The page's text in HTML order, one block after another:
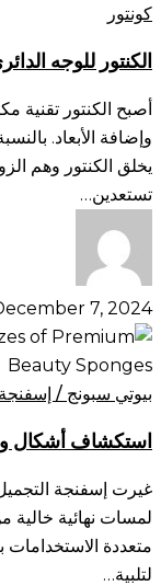
الدائري:
تحديد
وأبعاد
كونتور
الكنتور للوجه
أصبح الكنتور تقنية
وإضافة الأبعاد.
يخلق الكنتور وهم
تستعدين…
7, 2024
استكشاف
أشكال
وأحجام
التجميل
الفاخرة
بيوتي سبونج /
استكشاف أشكال
غيرت إسفنجة
لمسات نهائية خالية
متعددة
لتلبية…